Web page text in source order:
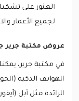
العثور على
لجميع الأعمار
عروض مكتبة جرير
في مكتبة جرير،
الهواتف الذكية
الرائدة مثل أبل